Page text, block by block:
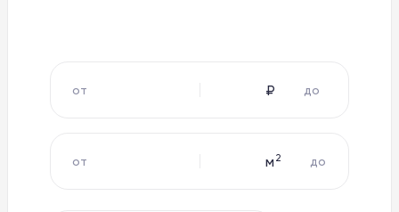
Баден-Баден Таватуй
The Therme
apart@baden-baden.ru
от ₽ до
от м 2 до